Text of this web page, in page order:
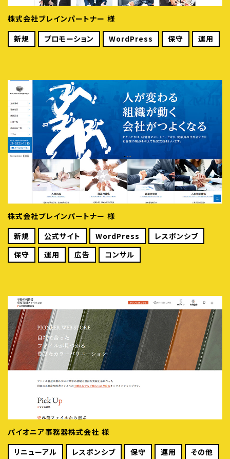
株式会社ブレインパートナー 様
新規
プロモーション WordPress 保守 運用
株式会社ブレインパートナー 様
新規
公式サイト WordPress
レスポンシブ
保守
運用 広告 コンサル
パイオニア事務器株式会社 様
リニューアル
レスポンシブ 保守 運用
その他